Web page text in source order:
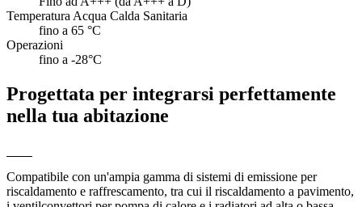
Temperatura Acqua Calda Sanitaria
fino a 65 °C
Operazioni
fino a -28°C
Progettata per integrarsi perfettamente
nella tua abitazione
Compatibile con un'ampia gamma di sistemi di emissione per
riscaldamento e raffrescamento, tra cui il riscaldamento a pavimento,